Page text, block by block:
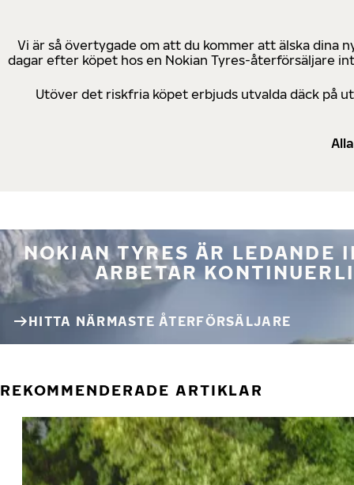
Vi är så övertygade om att du kommer att älska dina
dagar efter köpet hos en Nokian Tyres-återförsäljare
Utöver det riskfria köpet erbjuds utvalda däck på
NOKIAN TYRES ÄR LEDANDE
ARBETAR
HITTA NÄRMASTE ÅTERFÖRSÄLJARE
REKOMMENDERADE ARTIKLAR